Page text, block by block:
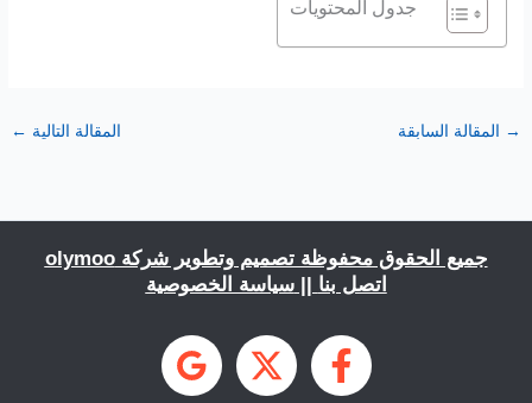
جدول المحتويات
→ المقالة السابقة المقالة التالية ←
جميع الحقوق محفوظة تصميم وتطوير شركةolymoo
اتصل بنا ||سياسة الخصوصية